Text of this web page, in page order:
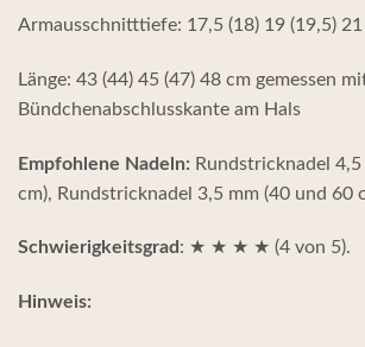
Armausschnitttiefe: 17,5 (18) 19 (19,5) 21
Länge: 43 (44) 45 (47) 48 cm gemessen
Bündchenabschlusskante am Hals
Empfohlene Nadeln: Rundstricknadel
cm), Rundstricknadel 3,5 mm (40 und 60
Schwierigkeitsgrad: ★ ★ ★ ★ (4 von 5).
Hinweis: